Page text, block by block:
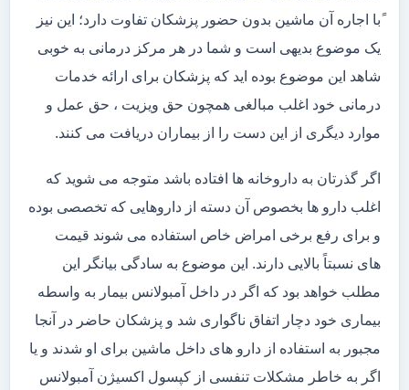
ًبا اجاره آن ماشین بدون حضور پزشکان تفاوت دارد؛ این نیز
یک موضوع بدیهی است و شما در هر مرکز درمانی به خوبی
شاهد این موضوع بوده اید که پزشکان برای ارائه خدمات
درمانی خود اغلب مبالغی همچون حق ویزیت ، حق عمل و
موارد دیگری از این دست را از بیماران دریافت می کنند.
اگر گذرتان به داروخانه ها افتاده باشد متوجه می شوید که
اغلب دارو ها بخصوص آن دسته از داروهایی که تخصصی بوده
و برای رفع برخی امراض خاص استفاده می شوند قیمت
های نسبتاً بالایی دارند. این موضوع به سادگی بیانگر این
مطلب خواهد بود که اگر در داخل آمبولانس بیمار به واسطه
بیماری خود دچار اتفاق ناگواری شد و پزشکان حاضر در آنجا
مجبور به استفاده از دارو های داخل ماشین برای او شدند و یا
اگر به خاطر مشکلات تنفسی از کپسول اکسیژن آمبولانس